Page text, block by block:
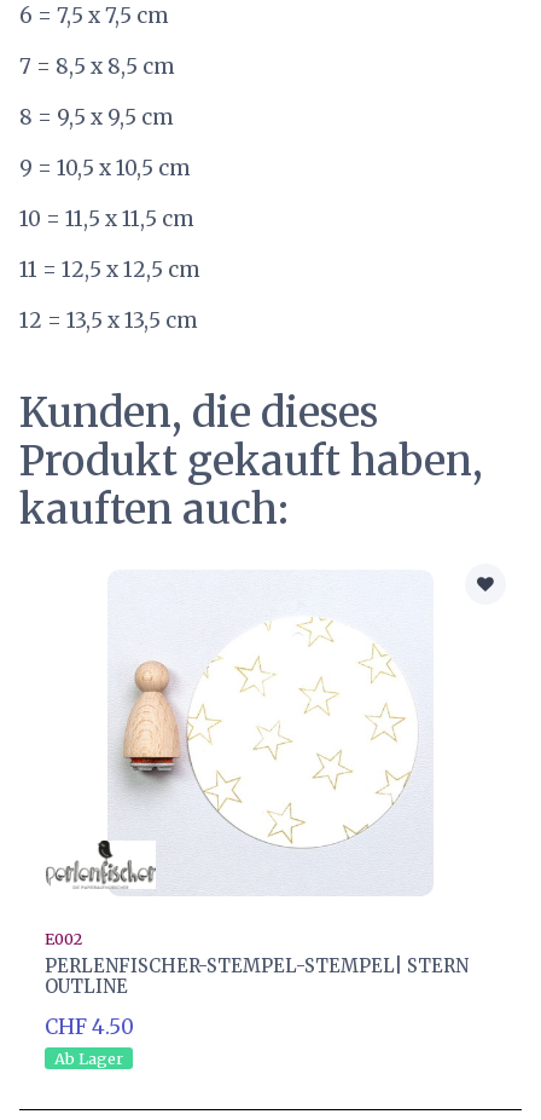
6 = 7,5 x 7,5 cm
7 = 8,5 x 8,5 cm
8 = 9,5 x 9,5 cm
9 = 10,5 x 10,5 cm
10 = 11,5 x 11,5 cm
11 = 12,5 x 12,5 cm
12 = 13,5 x 13,5 cm
Kunden, die dieses
Produkt gekauft haben,
kauften auch:
E002
PERLENFISCHER-STEMPEL-STEMPEL| STERN
OUTLINE
CHF 4.50
Ab Lager